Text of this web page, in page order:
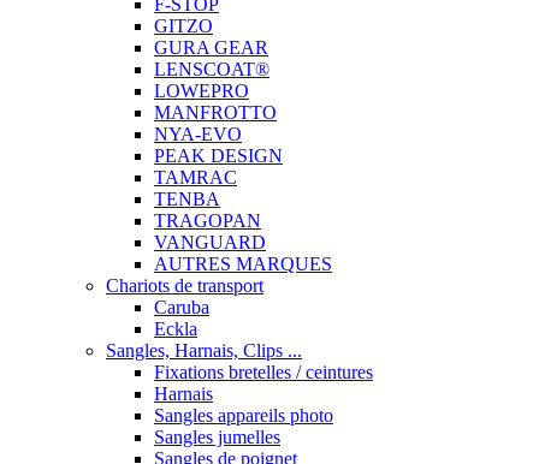
F-STOP
GITZO
GURA GEAR
LENSCOAT®
LOWEPRO
MANFROTTO
NYA-EVO
PEAK DESIGN
TAMRAC
TENBA
TRAGOPAN
VANGUARD
AUTRES MARQUES
Chariots de transport
Caruba
Eckla
Sangles, Harnais, Clips ...
Fixations bretelles / ceintures
Harnais
Sangles appareils photo
Sangles jumelles
Sangles de poignet